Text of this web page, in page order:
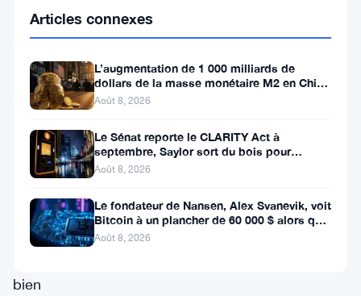
l’agence
n’a
pas
enterré
l’annonce
avec
des
bien
Articles connexes
L’augmentation de 1 000 milliards de
dollars de la masse monétaire M2 en Chine
laisse les traders de Bitcoin
Août 8, 2026
Le Sénat reporte le CLARITY Act à
septembre, Saylor sort du bois pour
Bitcoin
Août 8, 2026
Le fondateur de Nansen, Alex Svanevik, voit
Bitcoin à un plancher de 60 000 $ alors que
les actifs tokenisés
Août 8, 2026